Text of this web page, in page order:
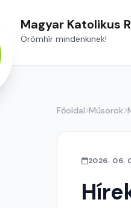
Magyar Katolikus
Örömhír mindenkinek!
Főoldal Műsorok
2026. 06.